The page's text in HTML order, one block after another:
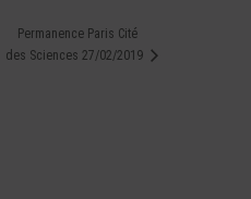
Permanence Paris Cité
des Sciences 27/02/2019